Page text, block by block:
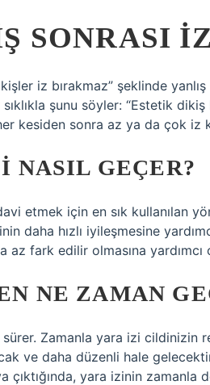
SONRASI
iz bırakmaz” şeklinde yanlış
şunu söyler: “Estetik dikiş
kesiden sonra az ya da çok iz
GEÇER?
etmek için en sık kullanılan
daha hızlı iyileşmesine
fark edilir olmasına yardımcı
NE ZAMAN
sürer. Zamanla yara izi cildinizin
ve daha düzenli hale
yara izinin zamanla